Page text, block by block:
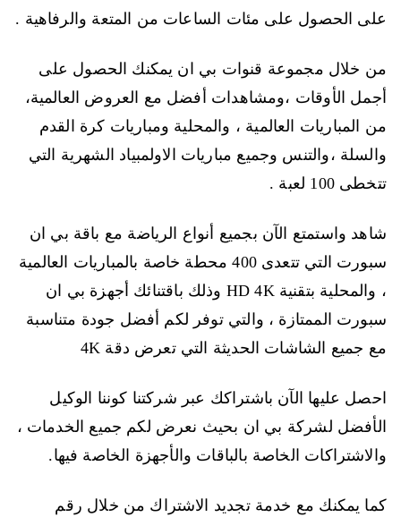
على الحصول على مئات الساعات من المتعة والرفاهية .
من خلال مجموعة قنوات بي ان يمكنك الحصول على
أجمل الأوقات ،ومشاهدات أفضل مع العروض العالمية،
من المباريات العالمية ، والمحلية ومباريات كرة القدم
والسلة ،والتنس وجميع مباريات الاولمبياد الشهرية التي
تتخطى 100 لعبة .
شاهد واستمتع الآن بجميع أنواع الرياضة مع باقة بي ان
سبورت التي تتعدى 400 محطة خاصة بالمباريات العالمية
، والمحلية بتقنية HD 4K وذلك باقتنائك أجهزة بي ان
سبورت الممتازة ، والتي توفر لكم أفضل جودة متناسبة
مع جميع الشاشات الحديثة التي تعرض دقة 4K
احصل عليها الآن باشتراكك عبر شركتنا كوننا الوكيل
الأفضل لشركة بي ان بحيث نعرض لكم جميع الخدمات ،
والاشتراكات الخاصة بالباقات والأجهزة الخاصة فيها.
كما يمكنك مع خدمة تجديد الاشتراك من خلال رقم